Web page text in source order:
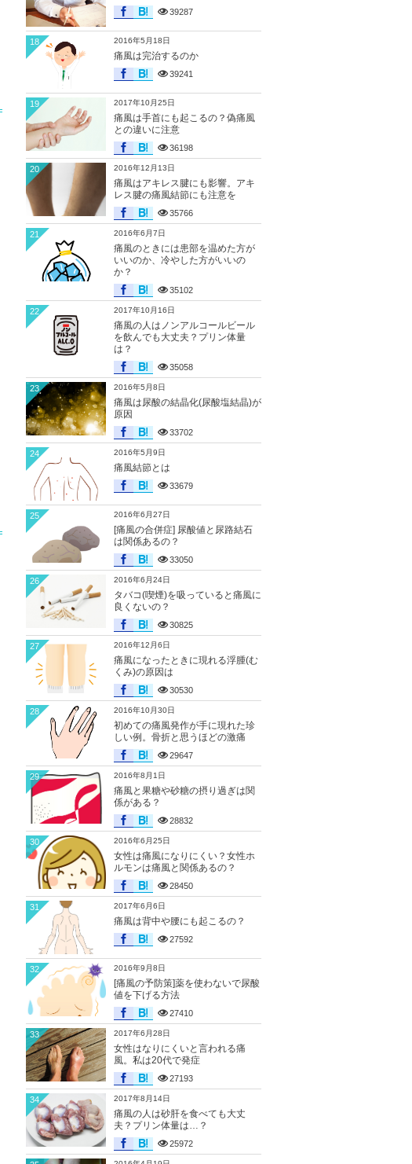
39287
2016年5月18日
痛風は完治するのか
39241
18
2017年10月25日
痛風は手首にも起こるの？偽痛風
との違いに注意
36198
19
2016年12月13日
痛風はアキレス腱にも影響。アキ
レス腱の痛風結節にも注意を
35766
20
2016年6月7日
痛風のときには患部を温めた方が
いいのか、冷やした方がいいの
か？
35102
21
2017年10月16日
痛風の人はノンアルコールビール
を飲んでも大丈夫？プリン体量
は？
35058
22
2016年5月8日
痛風は尿酸の結晶化(尿酸塩結晶)が
原因
33702
23
2016年5月9日
痛風結節とは
33679
24
2016年6月27日
[痛風の合併症] 尿酸値と尿路結石
は関係あるの？
33050
25
2016年6月24日
タバコ(喫煙)を吸っていると痛風に
良くないの？
30825
26
2016年12月6日
痛風になったときに現れる浮腫(む
くみ)の原因は
30530
27
2016年10月30日
初めての痛風発作が手に現れた珍
しい例。骨折と思うほどの激痛
29647
28
2016年8月1日
痛風と果糖や砂糖の摂り過ぎは関
係がある？
28832
29
2016年6月25日
女性は痛風になりにくい？女性ホ
ルモンは痛風と関係あるの？
28450
30
2017年6月6日
痛風は背中や腰にも起こるの？
27592
31
2016年9月8日
[痛風の予防策]薬を使わないで尿酸
値を下げる方法
27410
32
2017年6月28日
女性はなりにくいと言われる痛
風。私は20代で発症
27193
33
2017年8月14日
痛風の人は砂肝を食べても大丈
夫？プリン体量は…？
25972
34